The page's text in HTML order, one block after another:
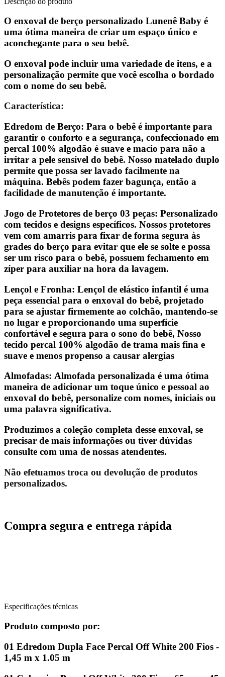
O enxoval de berço personalizado Lunenê Baby é
uma ótima maneira de criar um espaço único e
aconchegante para o seu bebê.
O enxoval pode incluir uma variedade de itens, e a
personalização permite que você escolha o bordado
com o nome do seu bebê.
Característica:
Edredom de Berço: Para o bebê é importante para
garantir o conforto e a segurança, confeccionado em
percal 100% algodão é suave e macio para não a
irritar a pele sensível do bebê. Nosso matelado duplo
permite que possa ser lavado facilmente na
máquina. Bebês podem fazer bagunça, então a
facilidade de manutenção é importante.
Jogo de Protetores de berço 03 peças: Personalizado
com tecidos e designs específicos. Nossos protetores
vem com amarris para fixar de forma segura às
grades do berço para evitar que ele se solte e possa
ser um risco para o bebê, possuem fechamento em
zíper para auxiliar na hora da lavagem.
Lençol e Fronha: Lençol de elástico infantil é uma
peça essencial para o enxoval do bebê, projetado
para se ajustar firmemente ao colchão, mantendo-se
no lugar e proporcionando uma superfície
confortável e segura para o sono do bebê, Nosso
tecido percal 100% algodão de trama mais fina e
suave e menos propenso a causar alergias
Almofadas: Almofada personalizada é uma ótima
maneira de adicionar um toque único e pessoal ao
enxoval do bebê, personalize com nomes, iniciais ou
uma palavra significativa.
Produzimos a coleção completa desse enxoval, se
precisar de mais informações ou tiver dúvidas
consulte com uma de nossas atendentes.
Não efetuamos troca ou devolução de produtos
personalizados.
Compra segura e entrega rápida
Especificações técnicas
Produto composto por:
01 Edredom Dupla Face Percal Off White 200 Fios -
1,45 m x 1.05 m